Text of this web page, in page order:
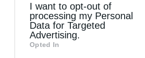
disclose it to other third parties.
I want to opt-out of
processing my Personal
Data for Targeted
Advertising.
Opted In